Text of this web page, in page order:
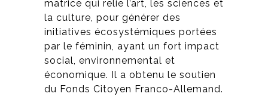
matrice qui relie l’art, les sciences et
la culture, pour générer des
initiatives écosystémiques portées
par le féminin, ayant un fort impact
social, environnemental et
économique. Il a obtenu le soutien
du Fonds Citoyen Franco-Allemand.